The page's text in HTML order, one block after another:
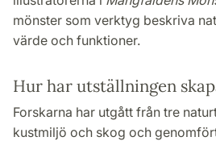
mönster som verktyg beskriva
värde och funktioner.
Hur har utställningen
Forskarna har utgått från tre
kustmiljö och skog och